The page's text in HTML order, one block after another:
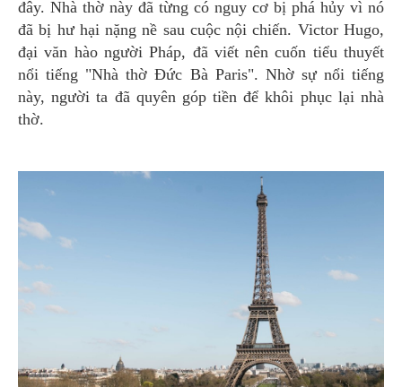
đây. Nhà thờ này đã từng có nguy cơ bị phá hủy vì nó
đã bị hư hại nặng nề sau cuộc nội chiến. Victor Hugo,
đại văn hào người Pháp, đã viết nên cuốn tiểu thuyết
nổi tiếng "Nhà thờ Đức Bà Paris". Nhờ sự nổi tiếng
này, người ta đã quyên góp tiền để khôi phục lại nhà
thờ.